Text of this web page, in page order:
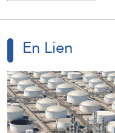
En Lien